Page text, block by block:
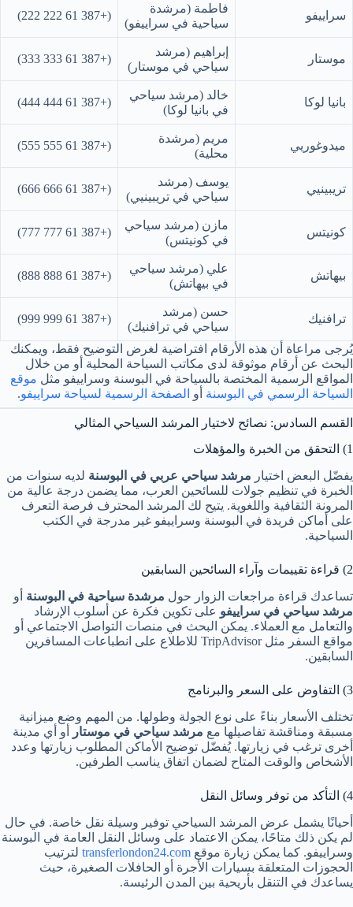
سراييفو
فاطمة (مرشدة
سياحية في سراييفو)
(+387 61 222 222)
موستار
إبراهيم (مرشد
سياحي في موستار)
(+387 61 333 333)
بانيا لوكا
خالد (مرشد سياحي
في بانيا لوكا)
(+387 61 444 444)
ميدوغوريي
مريم (مرشدة
محلية)
(+387 61 555 555)
تريبينيي
يوسف (مرشد
سياحي في تريبينيي)
(+387 61 666 666)
كونيتس
مازن (مرشد سياحي
في كونيتس)
(+387 61 777 777)
بيهاتش
علي (مرشد سياحي
في بيهاتش)
(+387 61 888 888)
ترافنيك
حسن (مرشد
سياحي في ترافنيك)
(+387 61 999 999)
يُرجى مراعاة أن هذه الأرقام افتراضية لغرض التوضيح فقط، ويمكنك
البحث عن أرقام موثوقة لدى مكاتب السياحة المحلية أو من خلال
المواقع الرسمية المختصة بالسياحة في البوسنة وسراييفو مثل موقع
السياحة الرسمي في البوسنة أو الصفحة الرسمية لسياحة سراييفو.
القسم السادس: نصائح لاختيار المرشد السياحي المثالي
1) التحقق من الخبرة والمؤهلات
يفضّل البعض اختيار مرشد سياحي عربي في البوسنة لديه سنوات من
الخبرة في تنظيم جولات للسائحين العرب، مما يضمن درجة عالية من
المرونة الثقافية واللغوية. يتيح لك المرشد المحترف فرصة التعرف
على أماكن فريدة في البوسنة وسراييفو غير مدرجة في الكتب
السياحية.
2) قراءة تقييمات وآراء السائحين السابقين
تساعدك قراءة مراجعات الزوار حول مرشدة سياحية في البوسنة أو
مرشد سياحي في سراييفو على تكوين فكرة عن أسلوب الإرشاد
والتعامل مع العملاء. يمكن البحث في منصات التواصل الاجتماعي أو
مواقع السفر مثل TripAdvisor للاطلاع على انطباعات المسافرين
السابقين.
3) التفاوض على السعر والبرنامج
تختلف الأسعار بناءً على نوع الجولة وطولها. من المهم وضع ميزانية
مسبقة ومناقشة تفاصيلها مع مرشد سياحي في موستار
أو أي مدينة
أخرى ترغب في زيارتها. يُفضّل توضيح الأماكن المطلوب زيارتها وعدد
الأشخاص والوقت المتاح لضمان اتفاق يناسب الطرفين.
4) التأكد من توفر وسائل النقل
أحيانًا يشمل عرض المرشد السياحي توفير وسيلة نقل خاصة. في حال
لم يكن ذلك متاحًا، يمكن الاعتماد على وسائل النقل العامة في البوسنة
وسراييفو. كما يمكن زيارة موقع transferlondon24.com لترتيب
الحجوزات المتعلقة بسيارات الأجرة أو الحافلات الصغيرة، حيث
يساعدك في التنقل بأريحية بين المدن الرئيسة.